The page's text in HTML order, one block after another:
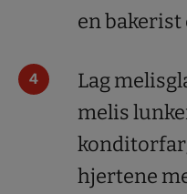
en
Lag
melis
hjertene